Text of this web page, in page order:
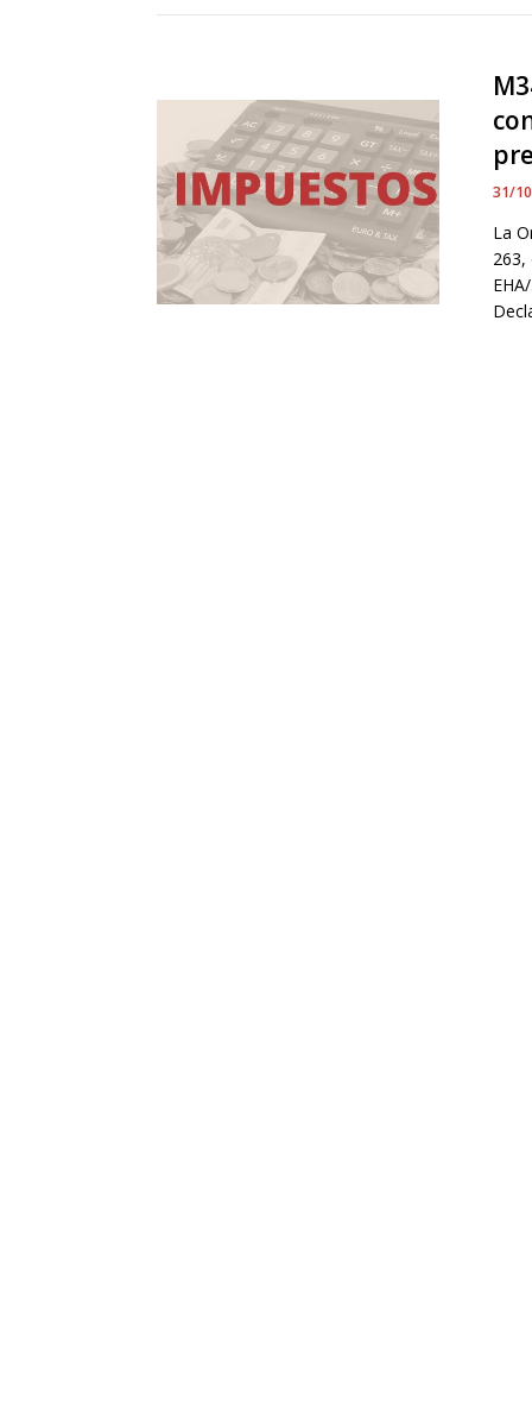
31/
La
263,